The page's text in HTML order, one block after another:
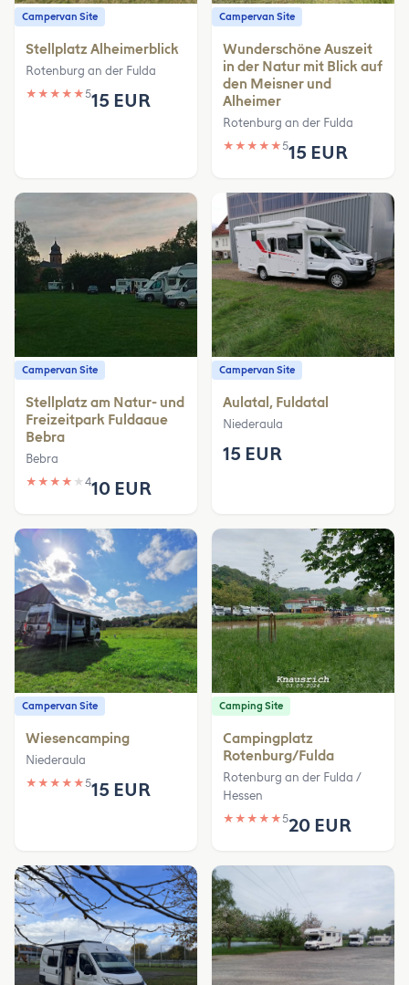
Campervan Site
Stellplatz Alheimerblick
Rotenburg an der Fulda
★ ★ ★ ★ ★515 EUR
Campervan Site
Wunderschöne Auszeit
in der Natur mit Blick auf
den Meisner und
Alheimer
Rotenburg an der Fulda
★ ★ ★ ★ ★515 EUR
Campervan Site
Stellplatz am Natur- und
Freizeitpark Fuldaaue
Bebra
Bebra
★ ★ ★ ★ ★ 410 EUR
Campervan Site
Aulatal, Fuldatal
Niederaula
15 EUR
Campervan Site
Wiesencamping
Niederaula
★ ★ ★ ★ ★515 EUR
Camping Site
Campingplatz
Rotenburg/Fulda
Rotenburg an der Fulda /
Hessen
★ ★ ★ ★ ★520 EUR